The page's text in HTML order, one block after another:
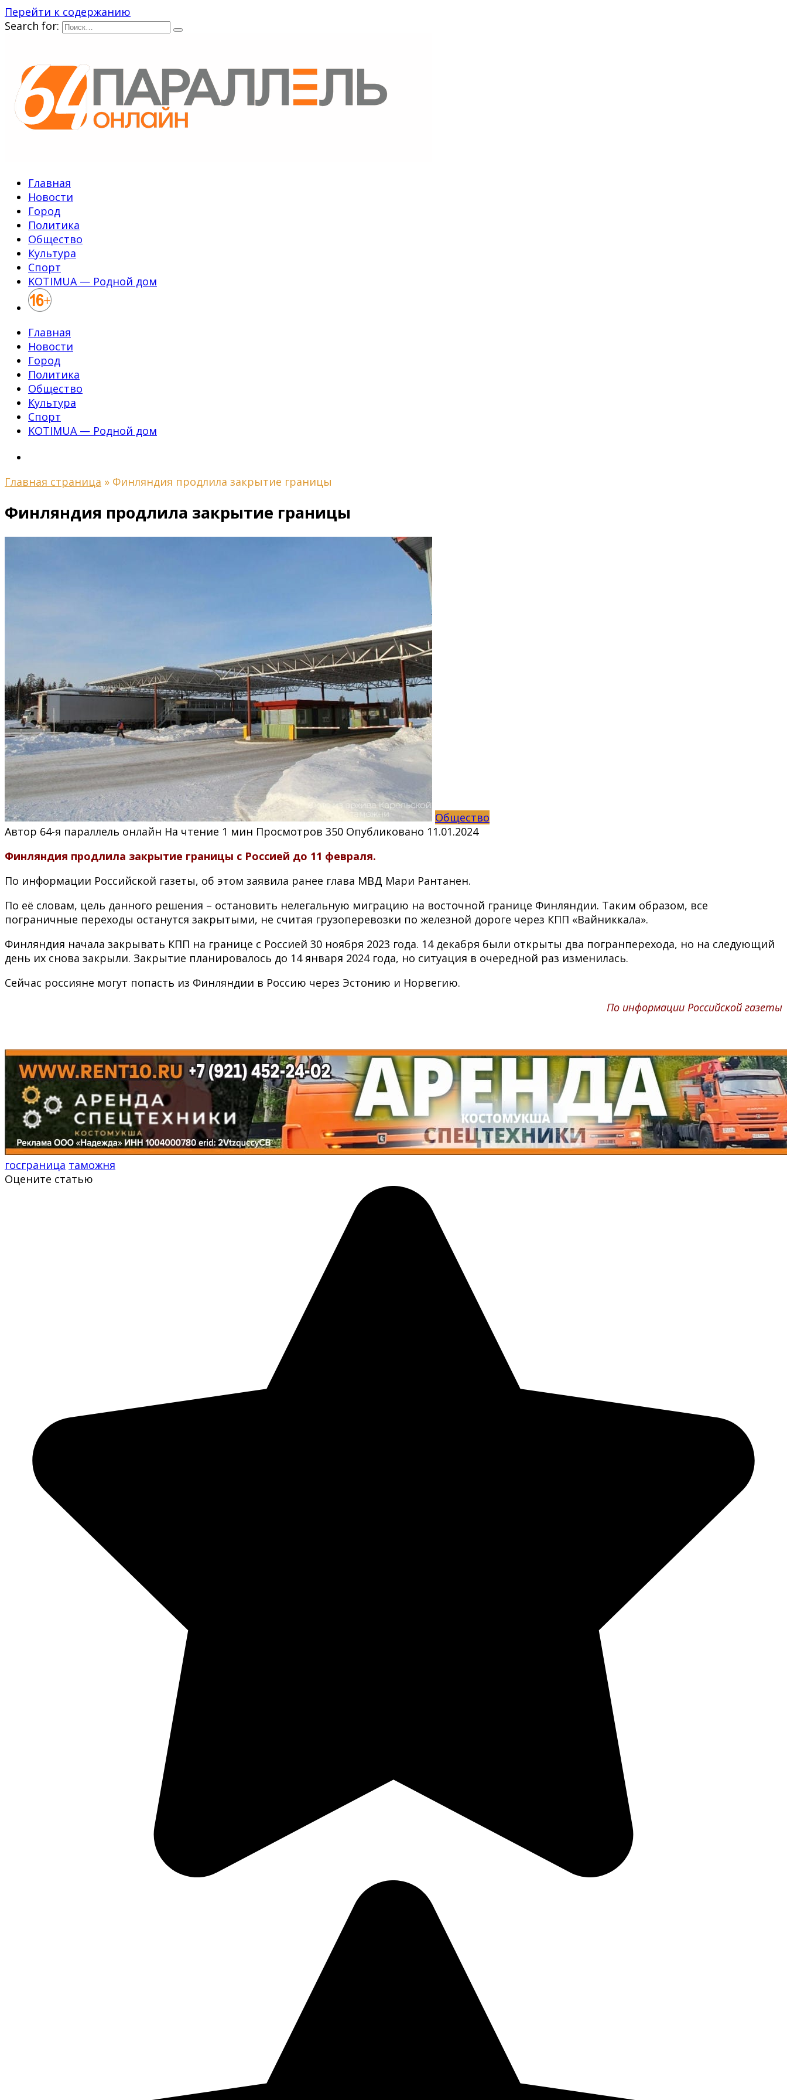
Перейти к содержанию
Search for:
Главная
Новости
Город
Политика
Общество
Культура
Спорт
KOTIMUA — Родной дом
Главная
Новости
Город
Политика
Общество
Культура
Спорт
KOTIMUA — Родной дом
Главная страница » Финляндия продлила закрытие границы
Финляндия продлила закрытие границы
Общество
Автор 64-я параллель онлайн На чтение 1 мин Просмотров 350 Опубликовано 11.01.2024
Финляндия продлила закрытие границы с Россией до 11 февраля.
По информации Российской газеты, об этом заявила ранее глава МВД Мари Рантанен.
По её словам, цель данного решения – остановить нелегальную миграцию на восточной границе Финляндии. Таким образом, все
пограничные переходы останутся закрытыми, не считая грузоперевозки по железной дороге через КПП «Вайниккала».
Финляндия начала закрывать КПП на границе с Россией 30 ноября 2023 года. 14 декабря были открыты два погранперехода, но на следующий
день их снова закрыли. Закрытие планировалось до 14 января 2024 года, но ситуация в очередной раз изменилась.
Сейчас россияне могут попасть из Финляндии в Россию через Эстонию и Норвегию.
По информации Российской газеты
госграница таможня
Оцените статью